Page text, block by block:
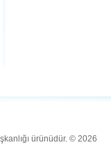
ürünüdür. © 2026